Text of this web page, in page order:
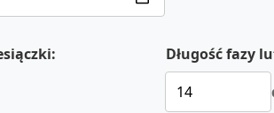
Długość fazy